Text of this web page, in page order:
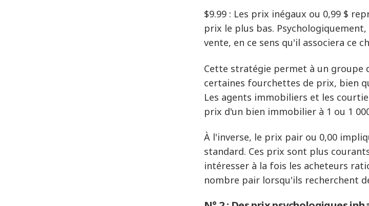
$9.99 : Les prix inégaux ou 0,99 $
prix le plus bas.
vente, en ce sens qu'il associera ce
Cette stratégie permet à un
certaines fourchettes de prix, bien
Les agents immobiliers et les
prix d'un bien immobilier à 1 ou 1
À l'inverse, le prix pair ou 0,00
standard. Ces prix sont plus
intéresser à la fois les acheteurs
nombre pair lorsqu'ils recherchent